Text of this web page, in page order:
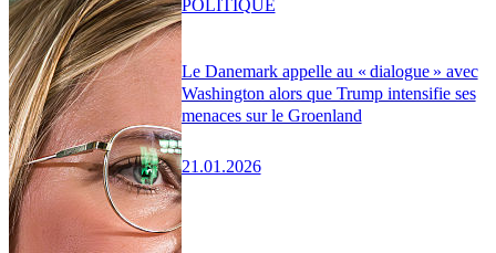
Le Danemark appelle au « dialogue » avec
Washington alors que Trump intensifie ses
menaces sur le Groenland
21.01.2026
POLITIQUE